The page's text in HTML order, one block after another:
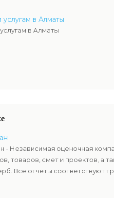
в Алматы
в Алматы
- Независимая оценочная
товаров, смет и проектов, а
Все отчеты соответствуют